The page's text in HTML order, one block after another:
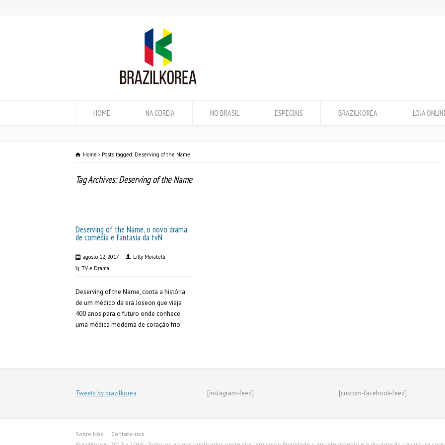
HOME NA COREIA NO BRASIL ESPECIAIS BRAZILKOREA LOJA
Home Posts tagged: Deserving of the Name
Tag Archives: Deserving of the Name
Deserving of the Name, o novo drama
de comédia e fantasia da tvN
agosto 12, 2017
Lilly Moratelli
TV e Drama
Deserving of the Name, conta a história
de um médico da era Joseon que viaja
400 anos para o futuro onde conhece
uma médica moderna de coração frio.
Tweets by brazilkorea [instagram-feed] [custom-facebook-feed]
Sobre Nós
Contate-nos